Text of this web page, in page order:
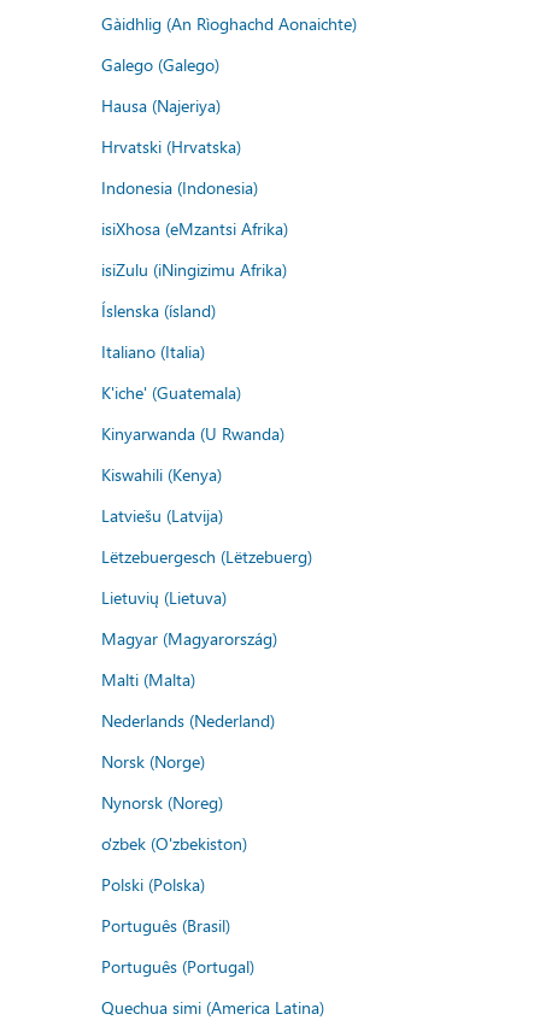
Gàidhlig (An Rìoghachd Aonaichte)
Galego (Galego)
Hausa (Najeriya)
Hrvatski (Hrvatska)
Indonesia (Indonesia)
isiXhosa (eMzantsi Afrika)
isiZulu (iNingizimu Afrika)
Íslenska (ísland)
Italiano (Italia)
K'iche' (Guatemala)
Kinyarwanda (U Rwanda)
Kiswahili (Kenya)
Latviešu (Latvija)
Lëtzebuergesch (Lëtzebuerg)
Lietuvių (Lietuva)
Magyar (Magyarország)
Malti (Malta)
Nederlands (Nederland)
Norsk (Norge)
Nynorsk (Noreg)
o'zbek (O'zbekiston)
Polski (Polska)
Português (Brasil)
Português (Portugal)
Quechua simi (America Latina)